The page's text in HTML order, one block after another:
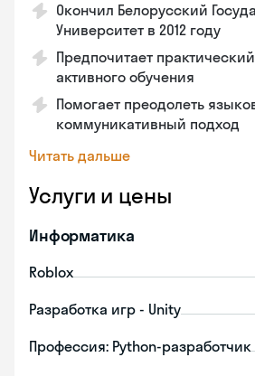
Окончил Белорусский
Университет в 2012 году
Предпочитает
активного обучения
Помогает преодолеть
коммуникативный подход
Читать дальше
Услуги и цены
Информатика
Roblox
Разработка игр - Unity
Профессия: Python-разработчик